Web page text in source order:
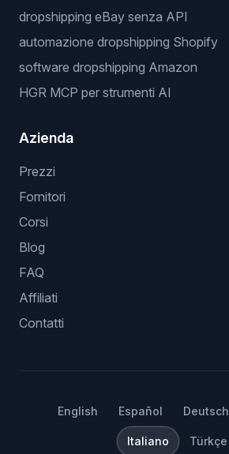
dropshipping eBay senza API
automazione dropshipping Shopify
software dropshipping Amazon
HGR MCP per strumenti AI
Azienda
Prezzi
Fornitori
Corsi
Blog
FAQ
Affiliati
Contatti
English Español Deutsch
Italiano Türkçe